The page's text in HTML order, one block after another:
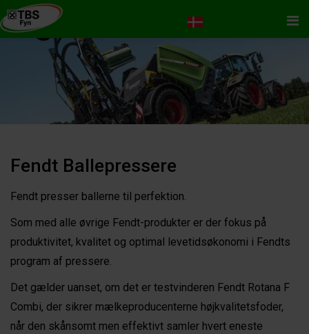
Fendt Ballepressere
Fendt presser ballerne til perfektion.
Som med alle øvrige Fendt-produkter er der fokus på
produktivitet, kvalitet og optimal levetidsøkonomi i Fendts
program af pressere.
Det gælder uanset, om det er testvinderen Fendt Rotana F
Combi, der sikrer mælkeproducenterne højkvalitetsfoder,
når den skånsomt men effektivt samler hvert eneste